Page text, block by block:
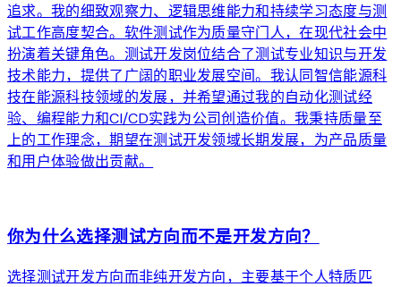
追求。我的细致观察力、逻辑思维能力和持续学习态度与测
试工作高度契合。软件测试作为质量守门人，在现代社会中
扮演着关键角色。测试开发岗位结合了测试专业知识与开发
技术能力，提供了广阔的职业发展空间。我认同智信能源科
技在能源科技领域的发展，并希望通过我的自动化测试经
验、编程能力和CI/CD实践为公司创造价值。我秉持质量至
上的工作理念，期望在测试开发领域长期发展，为产品质量
和用户体验做出贡献。
你为什么选择测试方向而不是开发方向？
选择测试开发方向而非纯开发方向，主要基于个人特质匹